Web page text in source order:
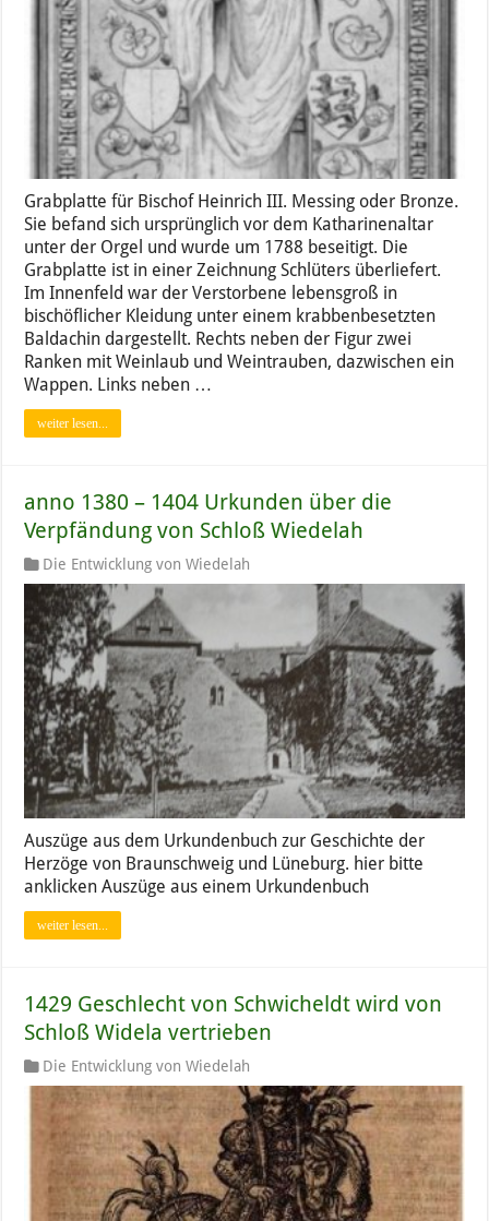
Grabplatte für Bischof Heinrich III. Messing oder Bronze.
Sie befand sich ursprünglich vor dem Katharinenaltar
unter der Orgel und wurde um 1788 beseitigt. Die
Grabplatte ist in einer Zeichnung Schlüters überliefert.
Im Innenfeld war der Verstorbene lebensgroß in
bischöflicher Kleidung unter einem krabbenbesetzten
Baldachin dargestellt. Rechts neben der Figur zwei
Ranken mit Weinlaub und Weintrauben, dazwischen ein
Wappen. Links neben …
weiter lesen...
anno 1380 – 1404 Urkunden über die
Verpfändung von Schloß Wiedelah
Die Entwicklung von Wiedelah
Auszüge aus dem Urkundenbuch zur Geschichte der
Herzöge von Braunschweig und Lüneburg. hier bitte
anklicken Auszüge aus einem Urkundenbuch
weiter lesen...
1429 Geschlecht von Schwicheldt wird von
Schloß Widela vertrieben
Die Entwicklung von Wiedelah